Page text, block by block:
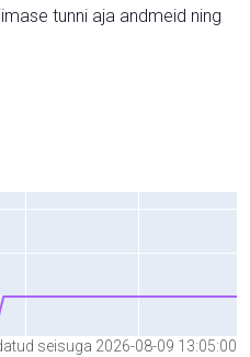
tunni aja andmeid ning
seisuga 2026-08-09 13:05:00